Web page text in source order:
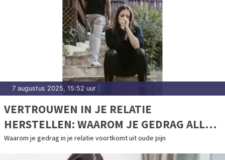
7 augustus 2025, 15:52 uur
VERTROUWEN IN JE RELATIE
HERSTELLEN: WAAROM JE GEDRAG ALLES
ZEGT OVER HOE JE JE VOELT
Waarom je gedrag in je relatie voortkomt uit oude pijn